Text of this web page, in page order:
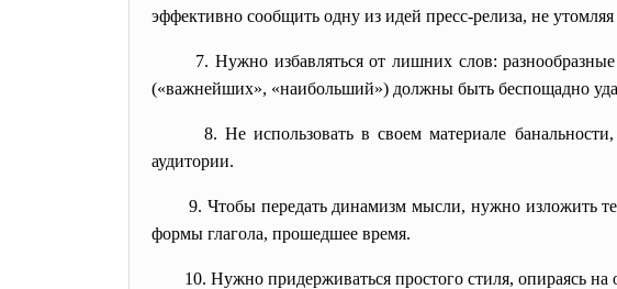
эффективно сообщить одну из идей пресс-релиза, не
7. Нужно избавляться от лишних слов:
(«важнейших», «наибольший») должны быть беспощадно
8. Не использовать в своем материале
аудитории.
9. Чтобы передать динамизм мысли, нужно изложить
формы глагола, прошедшее время.
10. Нужно придерживаться простого стиля, опираясь